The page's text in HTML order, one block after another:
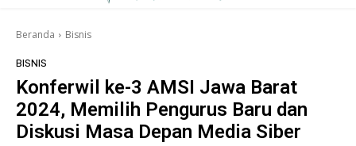
Beranda Bisnis
BISNIS
Konferwil ke-3 AMSI Jawa Barat
2024, Memilih Pengurus Baru dan
Diskusi Masa Depan Media Siber